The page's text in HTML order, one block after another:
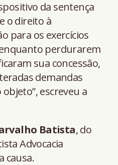
da sentença
o direito à
para os exercícios
perdurarem
sua concessão,
demandas
escreveu a
Batista, do
Advocacia
causa.